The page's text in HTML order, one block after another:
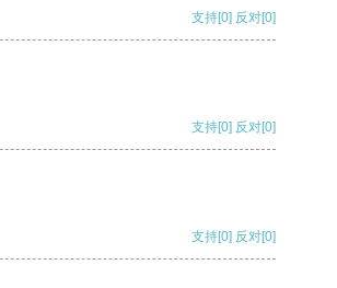
支持[0] 反对[0]
支持[0] 反对[0]
支持[0] 反对[0]